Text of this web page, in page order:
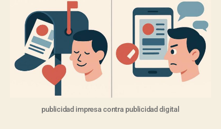
publicidad impresa contra publicidad digital